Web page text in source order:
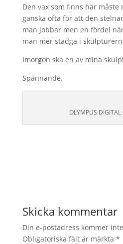
Den vax som finns här måste
ganska ofta för att den
man jobbar men en fördel
man mer stadga i
Imorgon ska en av mina
Spännande.
OLYMPUS DIGITAL
Skicka kommentar
Din e-postadress kommer
Obligatoriska fält är märkta *